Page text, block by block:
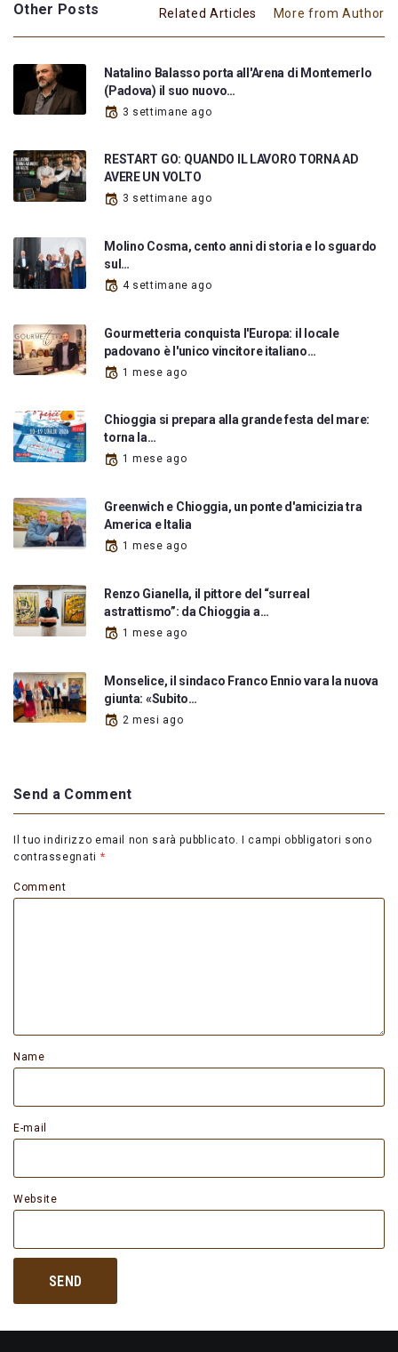
Other Posts Related Articles More from Author
Natalino Balasso porta all'Arena di Montemerlo
(Padova) il suo nuovo…
3 settimane ago
RESTART GO: QUANDO IL LAVORO TORNA AD
AVERE UN VOLTO
3 settimane ago
Molino Cosma, cento anni di storia e lo sguardo
sul…
4 settimane ago
Gourmetteria conquista l'Europa: il locale
padovano è l'unico vincitore italiano…
1 mese ago
Chioggia si prepara alla grande festa del mare:
torna la…
1 mese ago
Greenwich e Chioggia, un ponte d'amicizia tra
America e Italia
1 mese ago
Renzo Gianella, il pittore del “surreal
astrattismo”: da Chioggia a…
1 mese ago
Monselice, il sindaco Franco Ennio vara la nuova
giunta: «Subito…
2 mesi ago
Send a Comment
Il tuo indirizzo email non sarà pubblicato.
I campi obbligatori sono
contrassegnati *
Comment
Name
E-mail
Website